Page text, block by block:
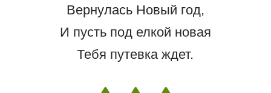
Вернулась Новый год,
И пусть под елкой новая
Тебя путевка ждет.